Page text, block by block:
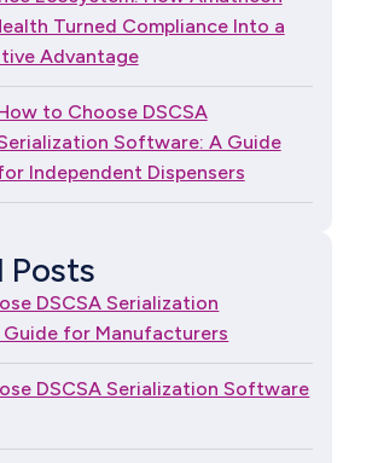
Turned Compliance Into a
Advantage
to Choose DSCSA
Software: A Guide
Independent Dispensers
Posts
DSCSA Serialization
for Manufacturers
DSCSA Serialization Software